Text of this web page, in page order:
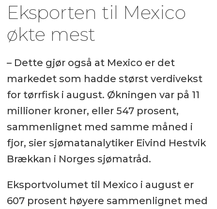
Eksporten til Mexico
økte mest
– Dette gjør også at Mexico er det
markedet som hadde størst verdivekst
for tørrfisk i august. Økningen var på 11
millioner kroner, eller 547 prosent,
sammenlignet med samme måned i
fjor, sier sjømatanalytiker Eivind Hestvik
Brækkan i Norges sjømatråd.
Eksportvolumet til Mexico i august er
607 prosent høyere sammenlignet med